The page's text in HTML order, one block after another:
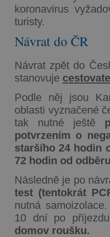
koronavirus
turisty.
Návrat do ČR
Návrat zpět do
stanovuje
Podle něj jsou
oblasti vyznačené
tak nutné ještě
potvrzením o
staršího 24 hodin
72 hodin od
Následně je po
test (tentokrát
nutná
10 dní po
domov roušku.